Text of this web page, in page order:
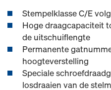
Stempelklasse C/E
Hoge draagcapaciteit
de uitschuiflengte
Permanente
hoogteverstelling
Speciale
losdraaien van de